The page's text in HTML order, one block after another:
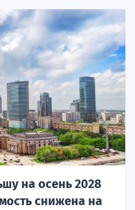
на осень 2028
снижена на